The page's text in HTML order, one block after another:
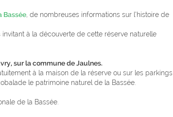
Bassée, de nombreuses informations sur l’histoire de
à la découverte de cette réserve naturelle
sur la commune de Jaulnes.
à la maison de la réserve ou sur les parkings
le patrimoine naturel de la Bassée.
de la Bassée.